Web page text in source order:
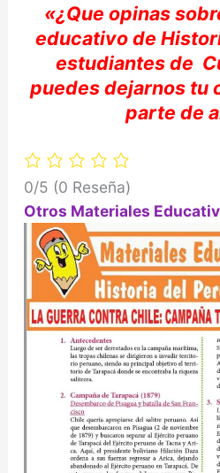
«¿Que opinas
educativo de
estudiantes de
puedes dejarnos tu
parte de
0/5 (0 Reseña)
Otros Materiales